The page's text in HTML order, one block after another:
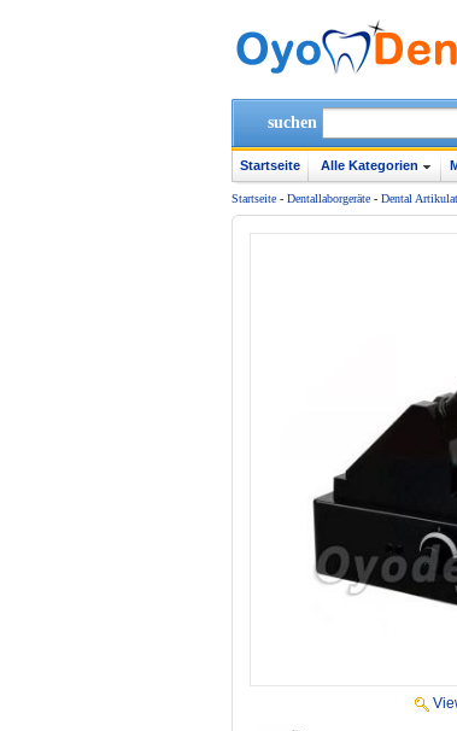
suchen
Startseite Alle Kategorien
Startseite - Dentallaborgeräte - Dental